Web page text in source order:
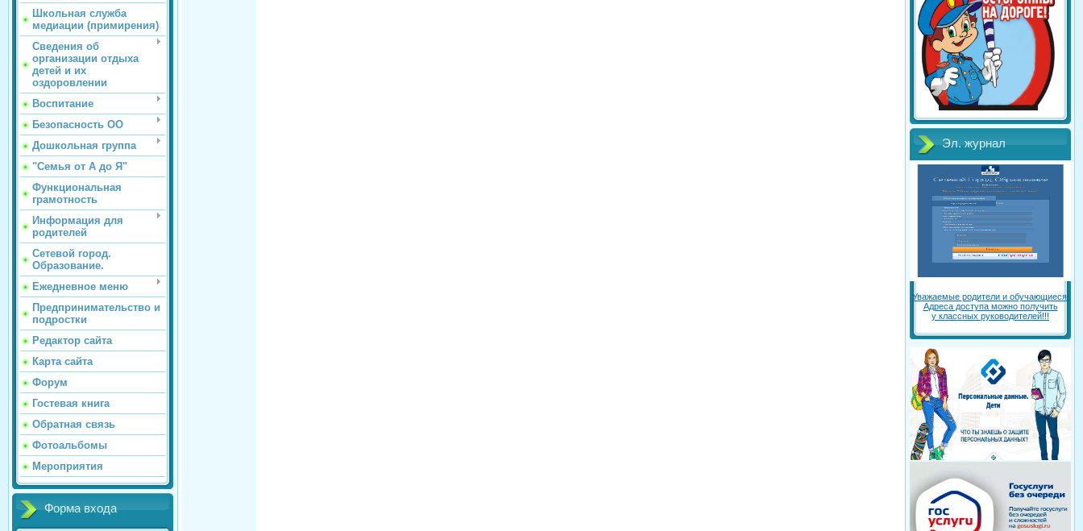
Школьная служба
медиации (примирения)
Сведения об
организации отдыха
детей и их
оздоровлении
Воспитание
Безопасность ОО
Дошкольная группа
"Семья от А до Я"
Функциональная
грамотность
Информация для
родителей
Сетевой город.
Образование.
Ежедневное меню
Предпринимательство и
подростки
Редактор сайта
Карта сайта
Форум
Гостевая книга
Обратная связь
Фотоальбомы
Мероприятия
Форма входа
Эл. журнал
Уважаемые родители и обучающиеся!
Адреса доступа можно получить
у классных руководителей!!!